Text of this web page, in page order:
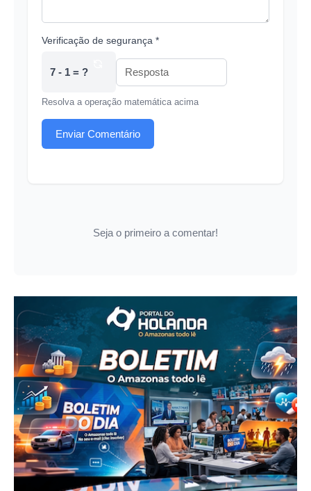
Verificação de segurança *
7 - 1 = ?
Resolva a operação matemática acima
Enviar Comentário
Seja o primeiro a comentar!